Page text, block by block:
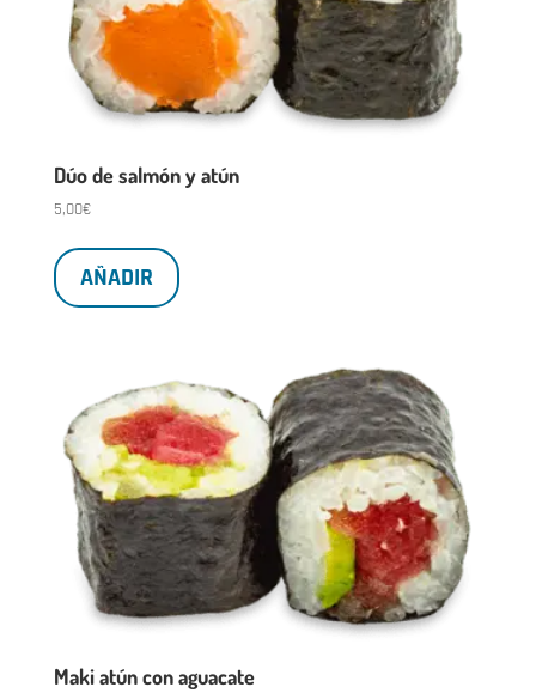
Dúo de salmón y atún
5,00€
AÑADIR
Maki atún con aguacate